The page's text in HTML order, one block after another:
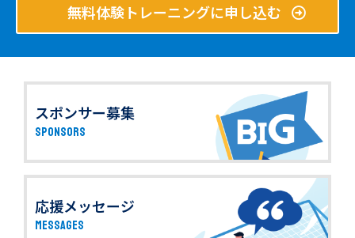
無料体験トレーニングに申し込む
スポンサー募集
SPONSORS
応援メッセージ
MESSAGES